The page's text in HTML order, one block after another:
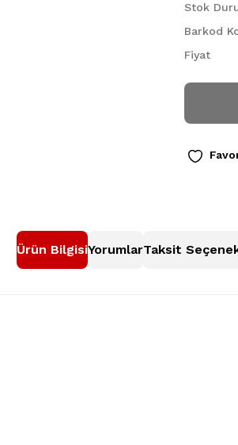
Stok
Barkod
Fiyat
Ürün BilgisiYorumlarTaksit